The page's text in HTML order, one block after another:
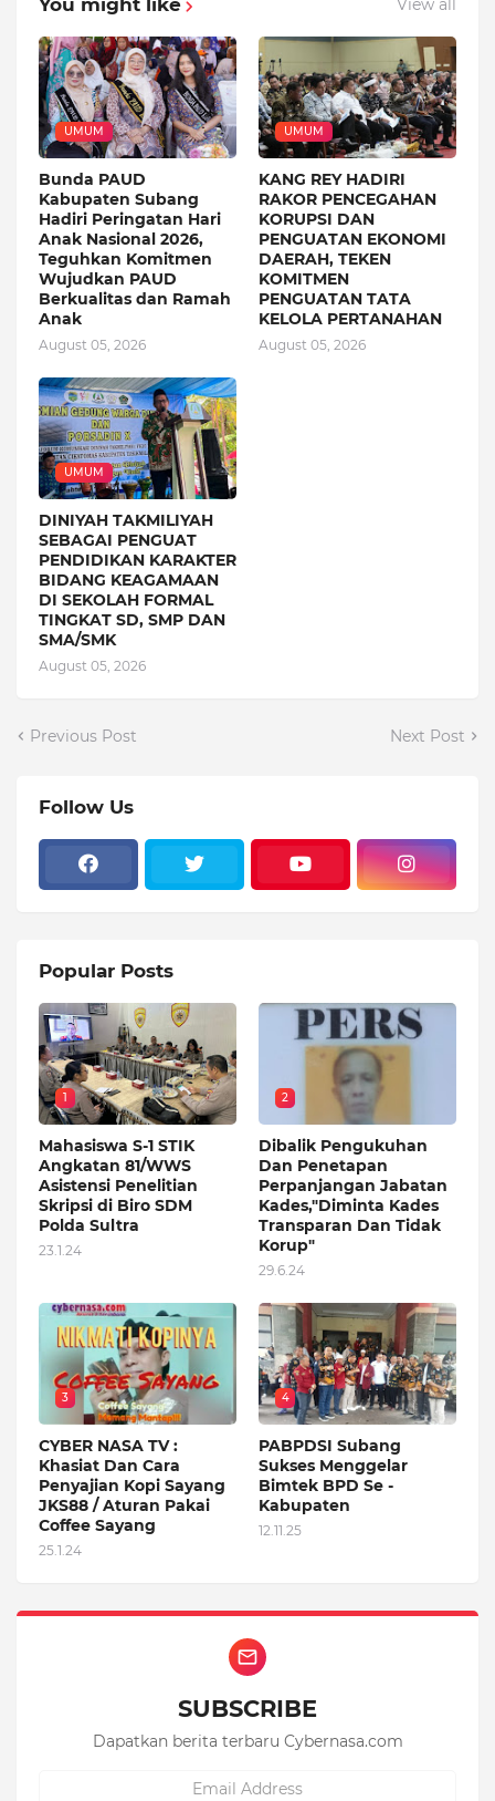
View all
UMUM
Bunda PAUD
Kabupaten Subang
Hadiri Peringatan Hari
Anak Nasional 2026,
Teguhkan Komitmen
Wujudkan PAUD
Berkualitas dan Ramah
Anak
August 05, 2026
UMUM
KANG REY HADIRI
RAKOR PENCEGAHAN
KORUPSI DAN
PENGUATAN EKONOMI
DAERAH, TEKEN
KOMITMEN
PENGUATAN TATA
KELOLA PERTANAHAN
August 05, 2026
UMUM
DINIYAH TAKMILIYAH
SEBAGAI PENGUAT
PENDIDIKAN KARAKTER
BIDANG KEAGAMAAN
DI SEKOLAH FORMAL
TINGKAT SD, SMP DAN
SMA/SMK
August 05, 2026
Previous Post Next Post
Follow Us
Popular Posts
1
Mahasiswa S-1 STIK
Angkatan 81/WWS
Asistensi Penelitian
Skripsi di Biro SDM
Polda Sultra
23.1.24
2
Dibalik Pengukuhan
Dan Penetapan
Perpanjangan Jabatan
Kades,"Diminta Kades
Transparan Dan Tidak
Korup"
29.6.24
3
CYBER NASA TV :
Khasiat Dan Cara
Penyajian Kopi Sayang
JKS88 / Aturan Pakai
Coffee Sayang
25.1.24
4
PABPDSI Subang
Sukses Menggelar
Bimtek BPD Se -
Kabupaten
12.11.25
SUBSCRIBE
Dapatkan berita terbaru Cybernasa.com